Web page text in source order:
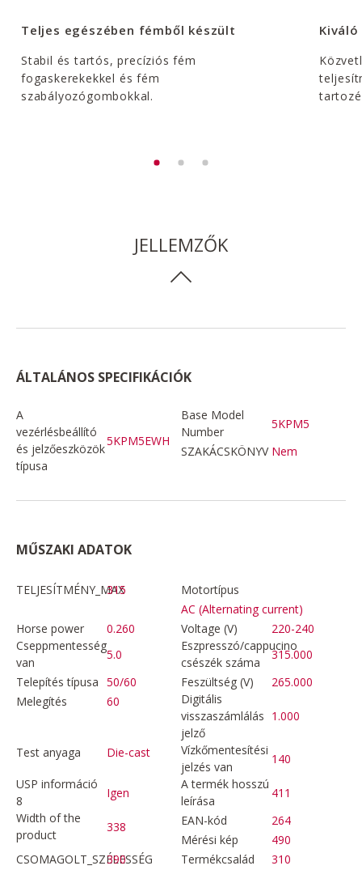
Teljes egészében fémből készült
Stabil és tartós, precíziós fém
fogaskerekekkel és fém
szabályozógombokkal.
JELLEMZŐK
ÁLTALÁNOS SPECIFIKÁCIÓK
A
vezérlésbeállító
és jelzőeszközök
típusa
5KPM5EWH
Base Model
Number
5KPM5
SZAKÁCSKÖNYV Nem
MŰSZAKI ADATOK
TELJESÍTMÉNY_MAX
315
Motortípus
AC (Alternating current)
Horse power
0.260 Voltage (V)
220-240
Cseppmentesség
van
5.0
Eszpresszó/cappucino
csészék száma
315.000
Telepítés típusa 50/60 Feszültség (V)
265.000
Melegítés
60
Digitális
visszaszámlálás
jelző
1.000
Test anyaga Die-cast
Vízkőmentesítési
jelzés van
140
USP információ
8
Igen
A termék hosszú
leírása
411
Width of the
product
338 EAN-kód
264
Mérési kép
490
CSOMAGOLT_SZÉLESSÉG
390 Termékcsalád
310